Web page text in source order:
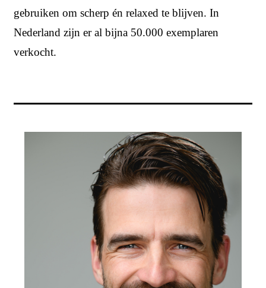
gebruiken om scherp én relaxed te blijven. In
Nederland zijn er al bijna 50.000 exemplaren
verkocht.